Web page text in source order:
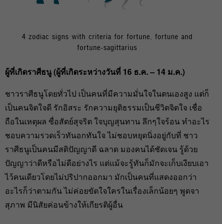
4 zodiac signs with criteria for fortune, fortune and
fortune-sagittarius
ผู้ที่เกิดราศีธนู (ผู้ที่เกิดระหว่างวันที่ 16 ธ.ค. – 14 ม.ค.)
ชาวราศีธนูโดยทั่วไป เป็นคนที่มีความมั่นใจในตนเองสูง แต่ก็
เป็นคนจิตใจดี รักอิสระ รักความยุติธรรมเป็นชีวิตจิตใจ เชื่อ
ถือในเหตุผล ซื่อสัตย์สุจริต ใจบุญสุนทาน ลึกๆใจร้อน ทำอะไร
ชอบความรวดเร็วทันอกทันใจ ไม่ชอบหยุดนิ่งอยู่กับที่ ชาว
ราศีธนูเป็นคนมีสติปัญญาดี ฉลาด มองคนได้ชัดเจน รู้ด้วย
ปัญญาว่าดีหรือไม่ดีอย่างไร แต่แม้จะรู้ทันก็มักจะเก็บเงียบเอา
ไว้คนเดียวโดยไม่ปริปากออกมา มักเป็นคนที่แสดงออกว่า
อะไรก็ว่าตามกัน ไม่ค่อยขัดใจใครในเรื่องเล็กน้อยๆ พูดจา
สุภาพ มีนิสัยค่อนข้างให้เกียรติผู้อื่น